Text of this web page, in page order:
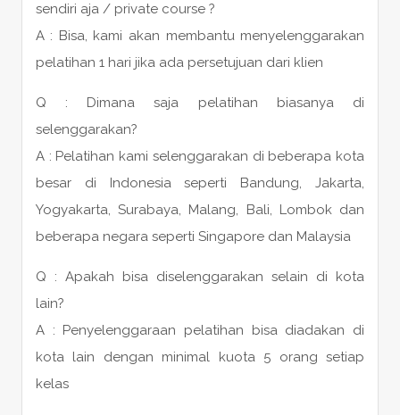
sendiri aja / private course ?
A : Bisa, kami akan membantu menyelenggarakan
pelatihan 1 hari jika ada persetujuan dari klien
Q : Dimana saja pelatihan biasanya di
selenggarakan?
A : Pelatihan kami selenggarakan di beberapa kota
besar di Indonesia seperti Bandung, Jakarta,
Yogyakarta, Surabaya, Malang, Bali, Lombok dan
beberapa negara seperti Singapore dan Malaysia
Q : Apakah bisa diselenggarakan selain di kota
lain?
A : Penyelenggaraan pelatihan bisa diadakan di
kota lain dengan minimal kuota 5 orang setiap
kelas